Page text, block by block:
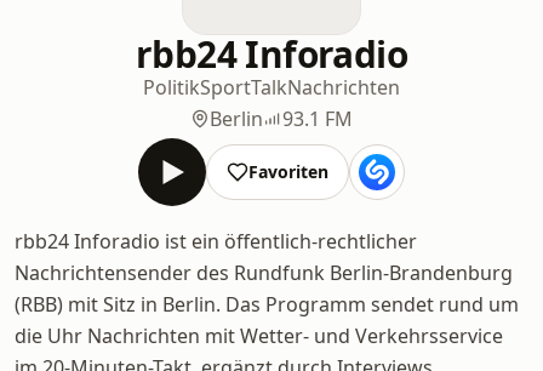
rbb24 Inforadio
PolitikSportTalkNachrichten
Berlin
93.1 FM
Favoriten
rbb24 Inforadio ist ein öffentlich-rechtlicher
Nachrichtensender des Rundfunk Berlin-Brandenburg
(RBB) mit Sitz in Berlin. Das Programm sendet rund um
die Uhr Nachrichten mit Wetter- und Verkehrsservice